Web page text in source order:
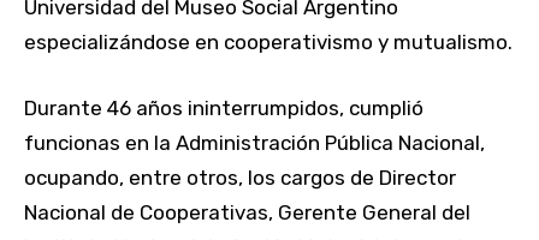
Universidad del Museo Social Argentino
especializándose en cooperativismo y mutualismo.
Durante 46 años ininterrumpidos, cumplió
funcionas en la Administración Pública Nacional,
ocupando, entre otros, los cargos de Director
Nacional de Cooperativas, Gerente General del